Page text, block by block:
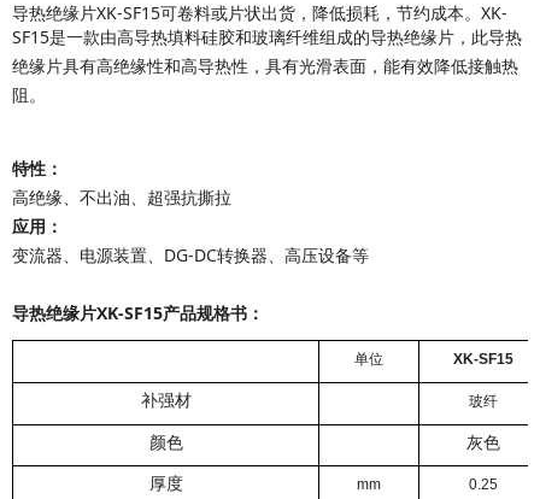
导热绝缘片XK-SF15可卷料或片状出货，降低损耗，节约成本。 XK-
SF15是一款由高导热填料硅胶和玻璃纤维组成的导热绝缘片 ，此导热
绝缘片具有高绝缘性和高导热性，具有光滑表面，能有效降低接触热
阻。
特性：
高绝缘、不出油、超强抗撕拉
应用：
变流器、电源装置、DG-DC转换器、高压设备等
导热绝缘片XK-SF15产品规格书：
单位 XK-SF15
补强材 玻纤
颜色 灰色
厚度 mm 0.25